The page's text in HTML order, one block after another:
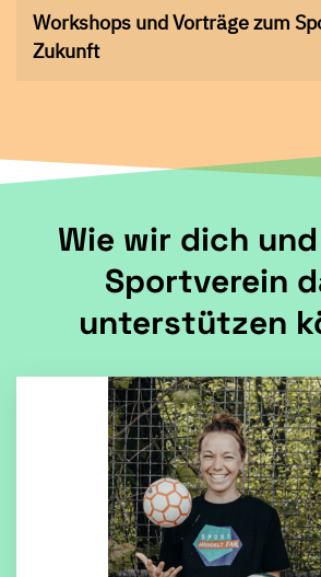
Workshops und Vorträge zum
Zukunft
Wie wir dich
Sportverein
unterstützen